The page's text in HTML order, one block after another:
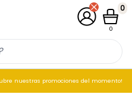
Mi cuenta
Cesta
0
0
nuestras promociones del momento!